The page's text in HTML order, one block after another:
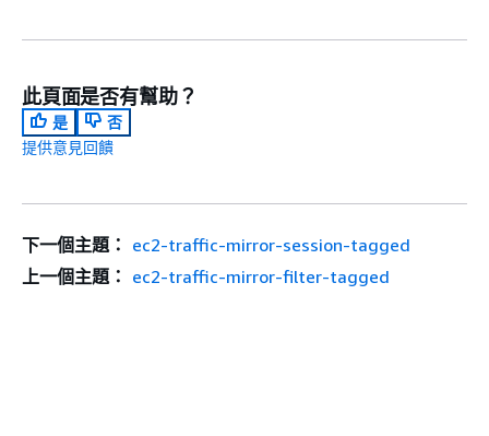
此頁面是否有幫助？
是
否
提供意見回饋
下一個主題： ec2-traffic-mirror-session-tagged
上一個主題： ec2-traffic-mirror-filter-tagged